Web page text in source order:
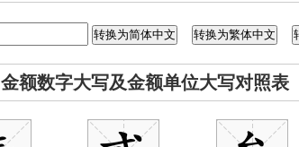
金额数字大写及金额单位大写对照表